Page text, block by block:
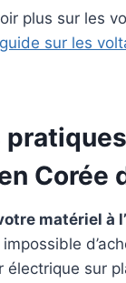
plus sur les
sur les
Corée
matériel à
électrique sur